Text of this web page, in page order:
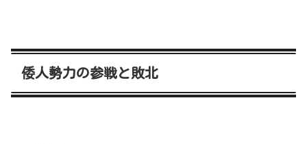
倭人勢力の参戦と敗北